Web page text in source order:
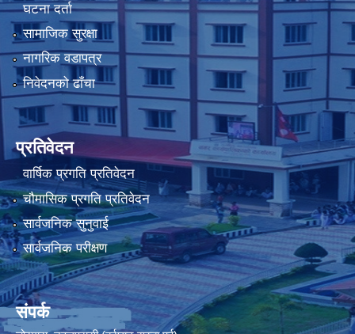
घटना दर्ता
सामाजिक सुरक्षा
नागरिक वडापत्र
निवेदनको ढाँचा
प्रतिवेदन
वार्षिक प्रगति प्रतिवेदन
चौमासिक प्रगति प्रतिवेदन
सार्वजनिक सुनुवाई
सार्वजनिक परीक्षण
संपर्क